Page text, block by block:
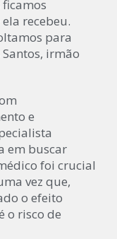
recebeu.
para
Santos, irmão
e
em buscar
foi crucial
vez que,
o efeito
o risco de